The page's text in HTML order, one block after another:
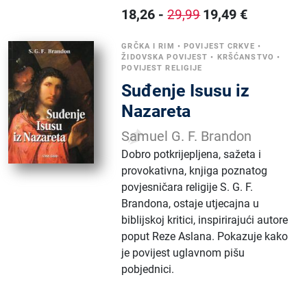
18,26 -29,99 19,49 €
GRČKA I RIM •POVIJEST CRKVE •
ŽIDOVSKA POVIJEST • KRŠĆANSTVO •
POVIJEST RELIGIJE
Suđenje Isusu iz
Nazareta
Samuel G. F. Brandon
Dobro potkrijepljena, sažeta i
provokativna, knjiga poznatog
povjesničara religije S. G. F.
Brandona, ostaje utjecajna u
biblijskoj kritici, inspirirajući autore
poput Reze Aslana. Pokazuje kako
je povijest uglavnom pišu
pobjednici.